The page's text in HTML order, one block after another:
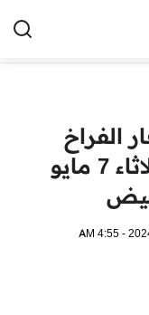
الفراخ
البيضاء والحمراء اليوم الثلاثاء 7 مايو